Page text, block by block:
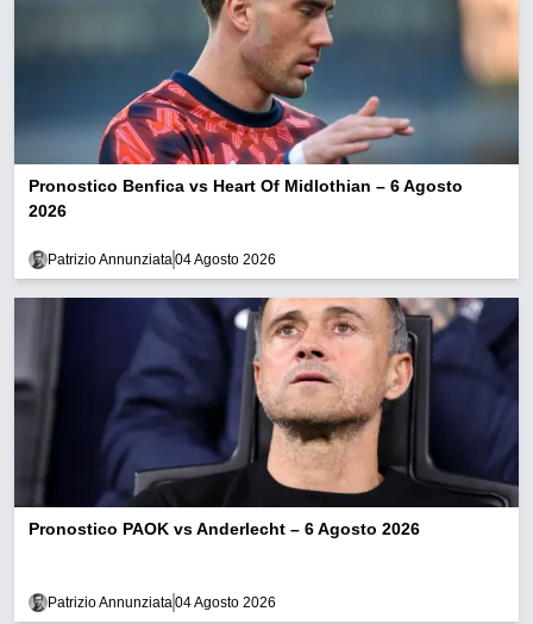
Pronostico Benfica vs Heart Of Midlothian – 6 Agosto
2026
Patrizio Annunziata 04 Agosto 2026
Pronostico PAOK vs Anderlecht – 6 Agosto 2026
Patrizio Annunziata 04 Agosto 2026